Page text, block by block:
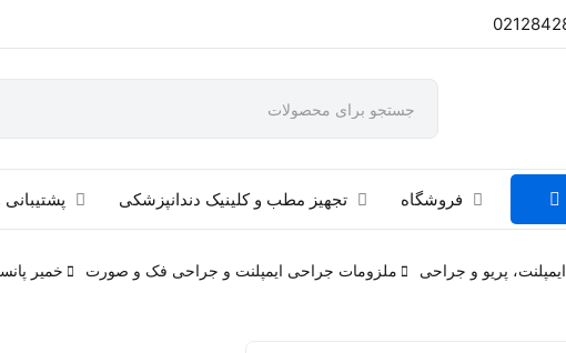
فروشگاه تجهیز مطب و کلینیک دندانپزشکی
ایمپلنت، پریو و جراحی ملزومات جراحی ایمپلنت و جراحی فک و صورت خمیر